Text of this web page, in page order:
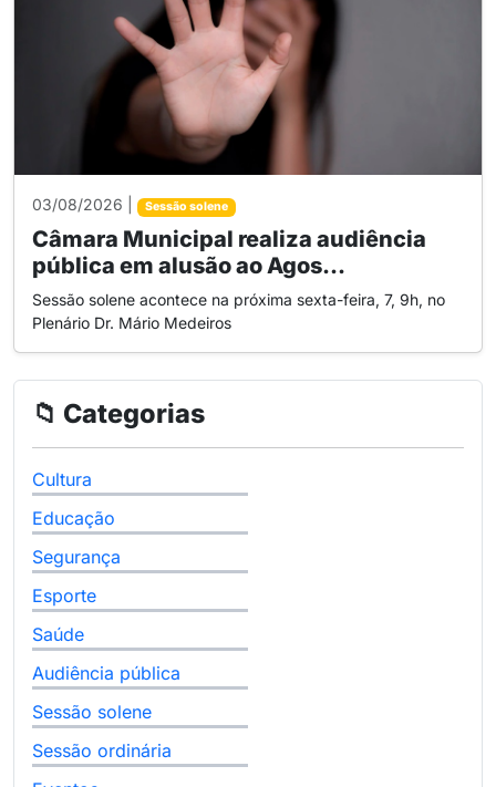
03/08/2026 | Sessão solene
Câmara Municipal realiza audiência
pública em alusão ao Agos...
Sessão solene acontece na próxima sexta-feira, 7, 9h, no
Plenário Dr. Mário Medeiros
📁 Categorias
Cultura
Educação
Segurança
Esporte
Saúde
Audiência pública
Sessão solene
Sessão ordinária